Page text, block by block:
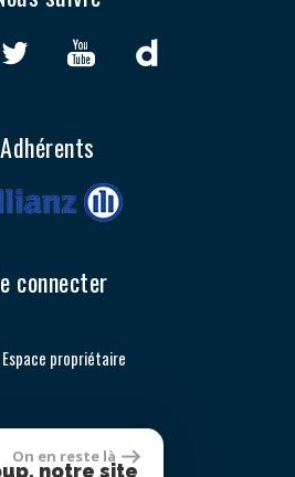
Adhérents
connecter
Espace propriétaire
site réalisé par
On en reste là
notre site